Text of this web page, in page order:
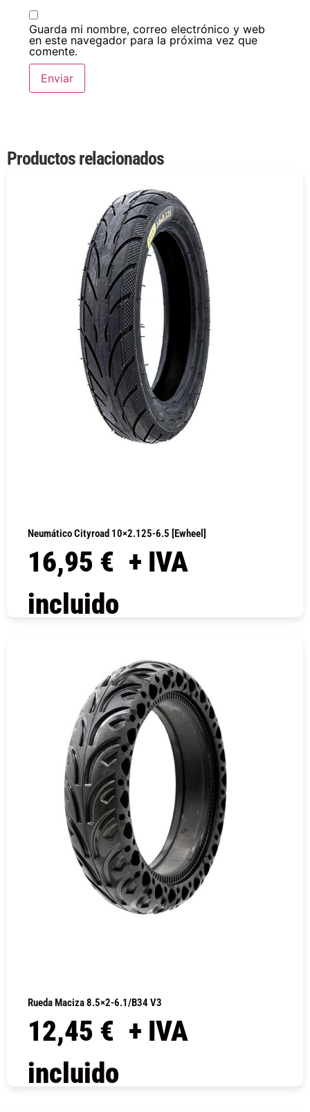
Guarda mi nombre, correo electrónico y web
en este navegador para la próxima vez que
comente.
Productos relacionados
Neumático Cityroad 10×2.125-6.5 [Ewheel]
16,95 € + IVA
incluido
Rueda Maciza 8.5×2-6.1/B34 V3
12,45 € + IVA
incluido